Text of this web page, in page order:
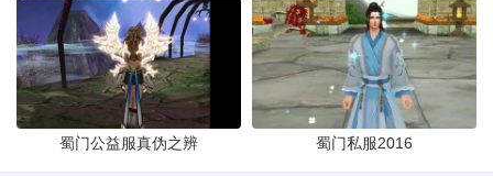
蜀门公益服真伪之辨 蜀门私服2016